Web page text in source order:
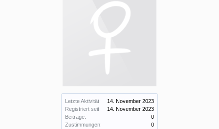
Letzte Aktivität:
14. November 2023
Registriert seit:
14. November 2023
Beiträge:
0
Zustimmungen:
0